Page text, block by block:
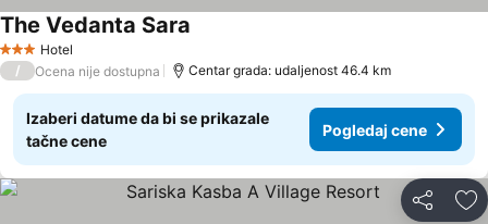
3 Zvezdice
Hotel
The Vedanta Sara
/ Ocena nije dostupna Centar grada: udaljenost 46.4 km
Izaberi datume da bi se prikazale
tačne cene
Pogledaj cene
Deli